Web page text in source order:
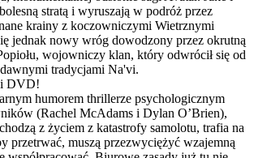
stratą i wyruszają w podróż przez
krainy z koczowniczymi Wietrznymi
jednak nowy wróg dowodzony przez okrutną
wojowniczy klan, który odwrócił się od
tradycjami Na'vi.
i DVD!
humorem thrillerze psychologicznym
(Rachel McAdams i Dylan O’Brien),
z życiem z katastrofy samolotu, trafia na
przetrwać, muszą przezwyciężyć wzajemną